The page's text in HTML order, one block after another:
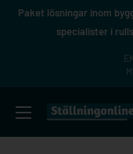
HoppaPaket lösningar inom
specialister i